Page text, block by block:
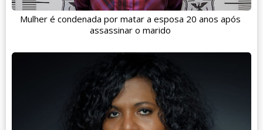
Mulher é condenada por matar a esposa 20 anos após
assassinar o marido